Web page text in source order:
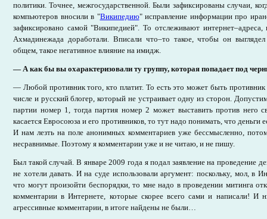
политики. Точнее, межгосударственной. Были зафиксированы случаи,
компьютеров вносили в "Википедию" исправление информации про
зафиксировано самой "Википедией". То отслеживают
Ахмадинежада доработали. Вписали что–то такое, чтобы он
общем, такое негативное влияние на имидж.
— А как бы вы охарактеризовали ту группу, которая попадает под
— Любой противник того, кто платит. То есть это может быть противник
числе и русский блогер, который не устраивает одну из сторон.
партии номер 1, тогда партия номер 2 может выставить против него
касается Евросоюза и его противников, то тут надо понимать, что деньги
И нам лезть на поле анонимных комментариев уже бессмысленно,
несравнимые. Поэтому я комментарии уже и не читаю, и не пишу.
Был такой случай. В январе 2009 года я подал заявление на проведение
не хотели давать. И на суде использовали аргумент: поскольку, мол, в
что могут произойти беспорядки, то мне надо в проведении митинга
комментарии в Интернете, которые скорее всего сами и написали! И
агрессивные комментарии, в итоге найдены не были…